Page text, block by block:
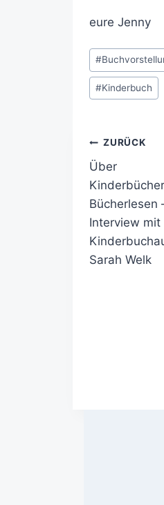
eure Jenny
#
#Kinderbuch
ZURÜCK
Über
Bücherlesen
Interview mit
Sarah Welk